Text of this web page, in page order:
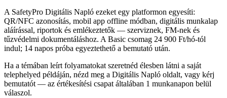
A SafetyPro Digitális Napló ezeket egy platformon egyesíti:
QR/NFC azonosítás, mobil app offline módban, digitális munkalap
aláírással, riportok és emlékeztetők — szerviznek, FM-nek és
tűzvédelmi dokumentáláshoz. A Basic csomag 24 900 Ft/hó-tól
indul; 14 napos próba egyeztethető a bemutató után.
Ha a témában leírt folyamatokat szeretnéd élesben látni a saját
telephelyed példáján, nézd meg a Digitális Napló oldalt, vagy kérj
bemutatót — az értékesítési csapat általában 1 munkanapon belül
válaszol.